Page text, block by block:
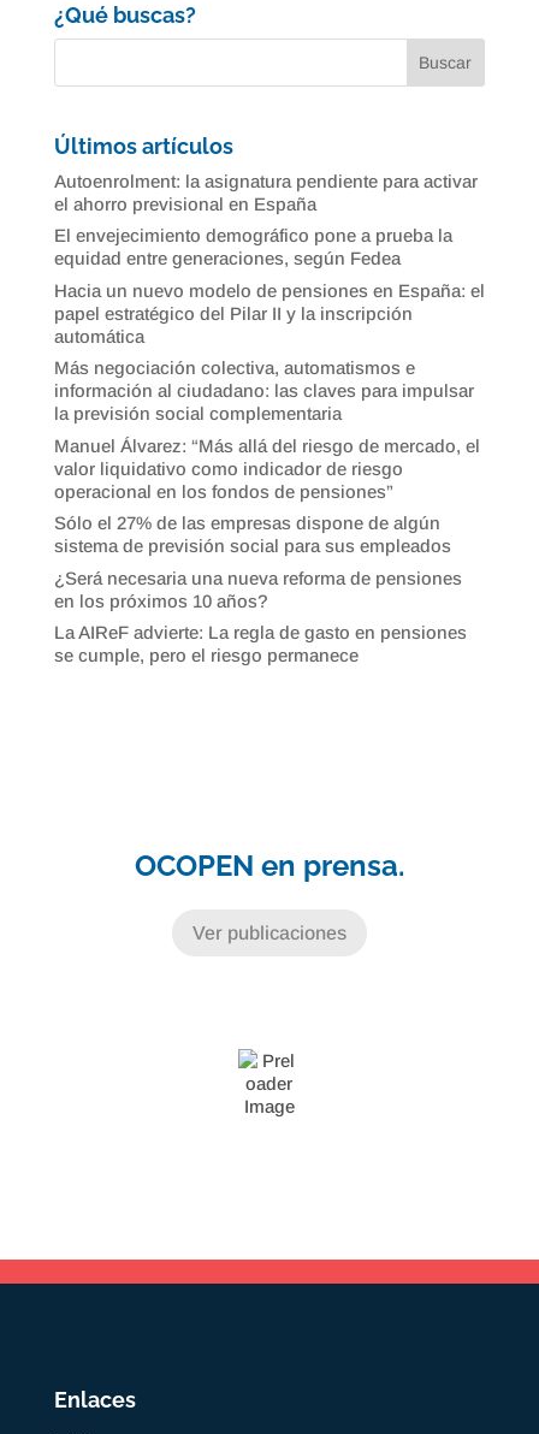
¿Qué buscas?
Últimos artículos
Autoenrolment: la asignatura pendiente para activar
el ahorro previsional en España
El envejecimiento demográfico pone a prueba la
equidad entre generaciones, según Fedea
Hacia un nuevo modelo de pensiones en España: el
papel estratégico del Pilar II y la inscripción
automática
Más negociación colectiva, automatismos e
información al ciudadano: las claves para impulsar
la previsión social complementaria
Manuel Álvarez: “Más allá del riesgo de mercado, el
valor liquidativo como indicador de riesgo
operacional en los fondos de pensiones”
Sólo el 27% de las empresas dispone de algún
sistema de previsión social para sus empleados
¿Será necesaria una nueva reforma de pensiones
en los próximos 10 años?
La AIReF advierte: La regla de gasto en pensiones
se cumple, pero el riesgo permanece
OCOPEN en prensa.
Ver publicaciones
Enlaces